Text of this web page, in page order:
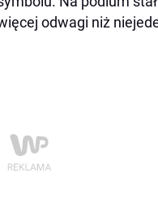
odwagi niż